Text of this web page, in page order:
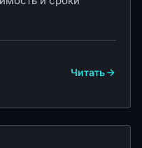
Читать